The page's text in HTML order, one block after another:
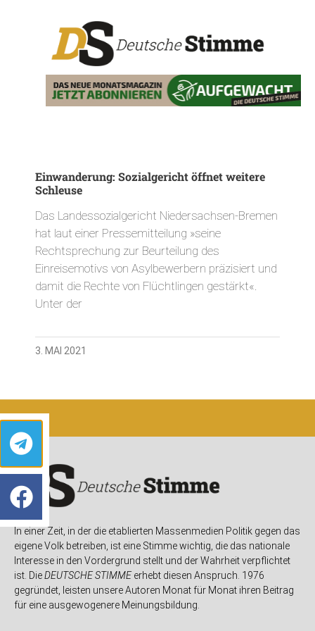
Einwanderung: Sozialgericht öffnet weitere
Schleuse
Das Landessozialgericht Niedersachsen-Bremen
hat laut einer Pressemitteilung »seine
Rechtsprechung zur Beurteilung des
Einreisemotivs von Asylbewerbern präzisiert und
damit die Rechte von Flüchtlingen gestärkt«.
Unter der
3. MAI 2021
In einer Zeit, in der die etablierten Massenmedien Politik gegen das
eigene Volk betreiben, ist eine Stimme wichtig, die das nationale
Interesse in den Vordergrund stellt und der Wahrheit verpflichtet
ist. DieDEUTSCHE STIMMEerhebt diesen Anspruch. 1976
gegründet, leisten unsere Autoren Monat für Monat ihren Beitrag
für eine ausgewogenere Meinungsbildung.